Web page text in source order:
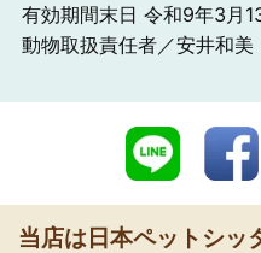
有効期間末日 令和9年3月
動物取扱責任者／安井和美
当店は日本ペットシッ